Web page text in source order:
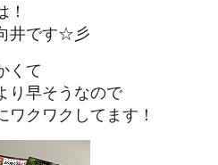
！
井です☆彡
くて
り早そうなので
ワクワクしてます！